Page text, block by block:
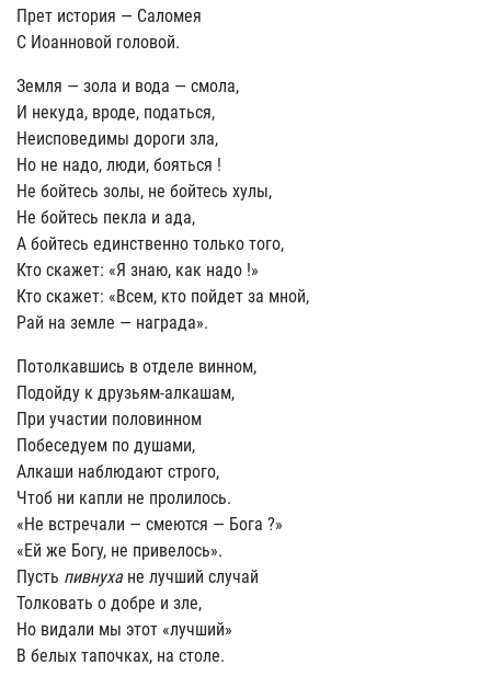
Прет история — Саломея
С Иоанновой головой.
Земля — зола и вода — смола,
И некуда, вроде, податься,
Неисповедимы дороги зла,
Но не надо, люди, бояться !
Не бойтесь золы, не бойтесь хулы,
Не бойтесь пекла и ада,
А бойтесь единственно только того,
Кто скажет: «Я знаю, как надо !»
Кто скажет: «Всем, кто пойдет за мной,
Рай на земле — награда».
Потолкавшись в отделе винном,
Подойду к друзьям-алкашам,
При участии половинном
Побеседуем по душами,
Алкаши наблюдают строго,
Чтоб ни капли не пролилось.
«Не встречали — смеются — Бога ?»
«Ей же Богу, не привелось».
Пусть пивнухане лучший случай
Толковать о добре и зле,
Но видали мы этот «лучший»
В белых тапочках, на столе.